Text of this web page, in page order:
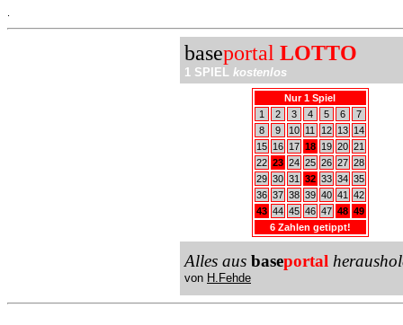
baseportal LOTTO
1 SPIEL kostenlos
Nur 1 Spiel
1
2 3 4 5 6
7
8
9 10 11 12 13
14
15
16 17 18 19 20 21
22 23 24 25 26 27 28
29 30 31 32 33 34 35
36 37 38 39 40 41
42
43 44 45 46 47 48 49
6 Zahlen getippt!
Alles aus baseportal
von H.Fehde